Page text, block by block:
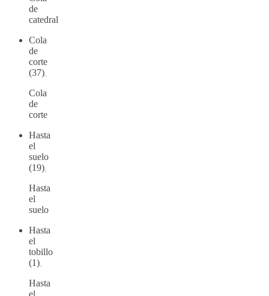
de
catedral
Cola
de
corte
(37)
Cola
de
corte
Hasta
el
suelo
(19)
Hasta
el
suelo
Hasta
el
tobillo
(1)
Hasta